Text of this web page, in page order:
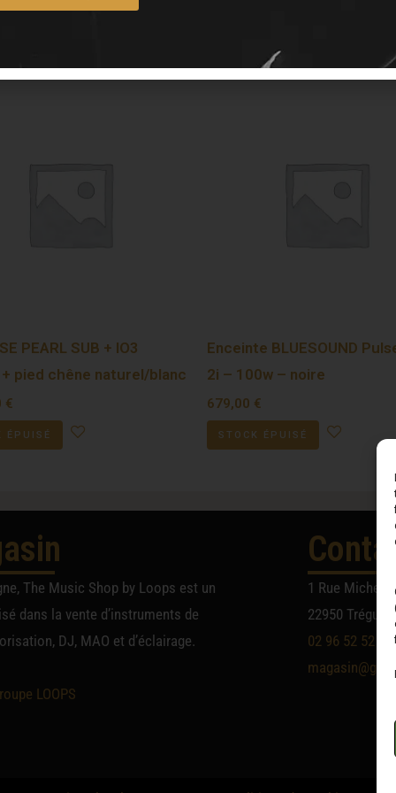
PEARL SUB + IO3
pied chêne naturel/blanc
€
ÉPUISÉ
Enceinte BLUESOUND
2i – 100w – noire
679,00 €
STOCK ÉPUISÉ
The Music Shop by Loops est un
dans la vente d’instruments de
DJ, MAO et d’éclairage.
LOOPS
1 Rue Michel
22950
02 96 52 52 52